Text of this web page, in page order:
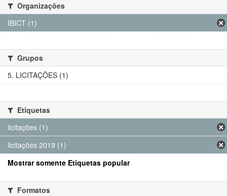
Organizações
IBICT (1)
Grupos
5. LICITAÇÕES (1)
Etiquetas
licitações (1)
licitações 2019 (1)
Mostrar somente Etiquetas popular
Formatos